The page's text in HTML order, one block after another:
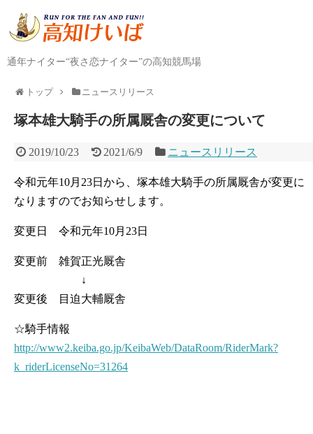
通年ナイター“夜さ恋ナイター”の高知競馬場
トップ ニュースリリース
塚本雄大騎手の所属厩舎の変更について
2019/10/23 2021/6/9 ニュースリリース
令和元年10月23日から、塚本雄大騎手の所属厩舎が変更に
なりますのでお知らせします。
変更日 令和元年10月23日
変更前 雑賀正光厩舎
↓
変更後 目迫大輔厩舎
☆騎手情報
http://www2.keiba.go.jp/KeibaWeb/DataRoom/RiderMark?
k_riderLicenseNo=31264